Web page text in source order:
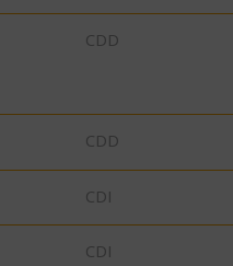
CDD
CDD
CDI
CDI